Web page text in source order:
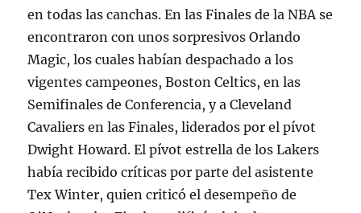
en todas las canchas. En las Finales de la NBA se
encontraron con unos sorpresivos Orlando
Magic, los cuales habían despachado a los
vigentes campeones, Boston Celtics, en las
Semifinales de Conferencia, y a Cleveland
Cavaliers en las Finales, liderados por el pívot
Dwight Howard. El pívot estrella de los Lakers
había recibido críticas por parte del asistente
Tex Winter, quien criticó el desempeño de